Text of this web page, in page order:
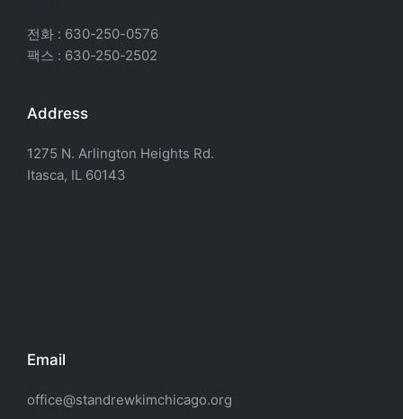
전화 : 630-250-0576
팩스 : 630-250-2502
Address
1275 N. Arlington Heights Rd.
Itasca, IL 60143
Email
office@standrewkimchicago.org